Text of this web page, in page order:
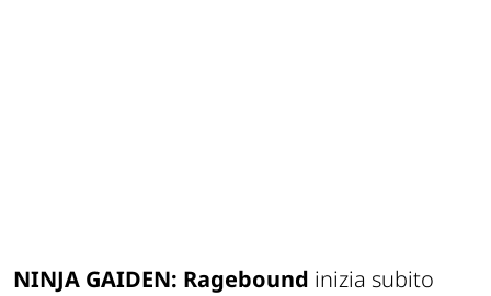
NINJA GAIDEN: Ragebound inizia subito